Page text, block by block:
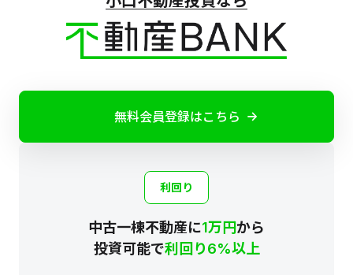
無料会員登録はこちら
利回り
中古一棟不動産に1万円から
投資可能で利回り6%以上